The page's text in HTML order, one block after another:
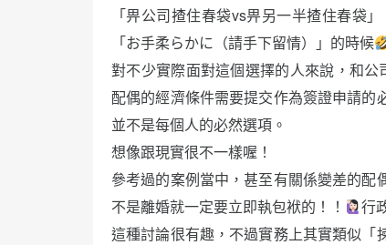
「畀公司揸住春袋vs畀另一半揸住春袋
「お手柔らかに（請手下留情）」的時候
對不少實際面對這個選擇的人來說，和
配偶的經濟條件需要提交作為簽證申請
並不是每個人的必然選項。
想像跟現實很不一樣喔！
參考過的案例當中，甚至有關係變差的
不是離婚就一定要立即執包袱的！！
行
這種討論很有趣，不過實務上其實類似「